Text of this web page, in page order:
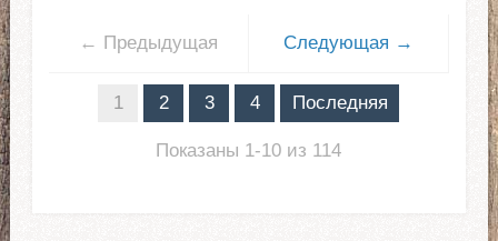
← Предыдущая Следующая →
1 2 3 4 Последняя
Показаны 1-10 из 114